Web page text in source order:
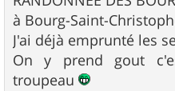
e
à Bourg-Saint-
J'ai déjà emprunté les
On y prend gout
troupeau